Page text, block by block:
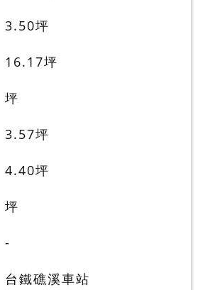
3.50坪
16.17坪
坪
3.57坪
4.40坪
坪
-
台鐵礁溪車站